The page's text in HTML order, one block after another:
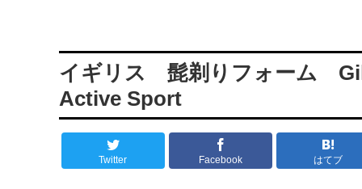
イギリス 髭剃りフォーム
Active Sport
Twitter Facebook はてブ